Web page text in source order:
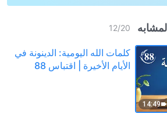
12/20
14:49
كلمات الله اليومية: الدينونة في
الأيام الأخيرة | اقتباس 88